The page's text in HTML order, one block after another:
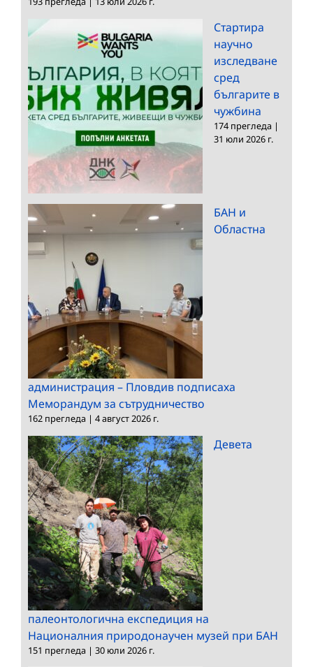
Стартира
научно
изследване
сред
българите в
чужбина
174 прегледа |
31 юли 2026 г.
БАН и
Областна
администрация – Пловдив подписаха
Меморандум за сътрудничество
162 прегледа | 4 август 2026 г.
Девета
палеонтологична експедиция на
Националния природонаучен музей при БАН
151 прегледа | 30 юли 2026 г.